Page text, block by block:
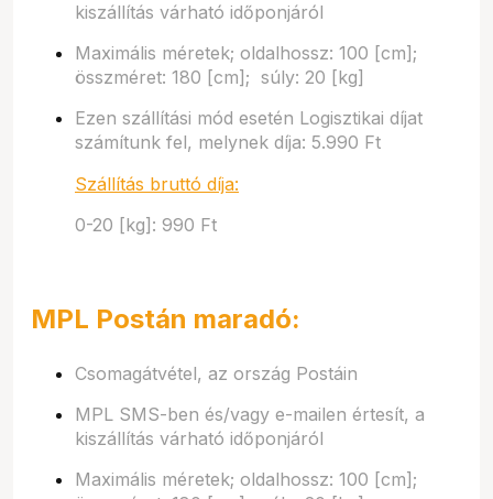
kiszállítás várható időponjáról
Maximális méretek; oldalhossz: 100 [cm];
összméret: 180 [cm]; súly: 20 [kg]
Ezen szállítási mód esetén Logisztikai díjat
számítunk fel, melynek díja: 5.990 Ft
Szállítás bruttó díja:
0-20 [kg]: 990 Ft
MPL Postán maradó:
Csomagátvétel, az ország Postáin
MPL SMS-ben és/vagy e-mailen értesít, a
kiszállítás várható időponjáról
Maximális méretek; oldalhossz: 100 [cm];